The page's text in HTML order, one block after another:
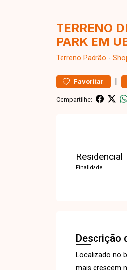
TERRENO
PARK EM
Terreno Padrão -
Favoritar |
Compartilhe:
Residencial
Finalidade
Descrição
Localizado no
mais crescem